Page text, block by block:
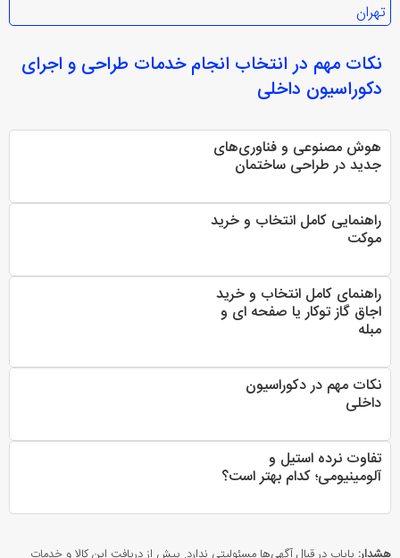
تهران
نکات مهم در انتخاب انجام خدمات طراحی و اجرای
دکوراسیون داخلی
هوش مصنوعی و فناوری‌های
جدید در طراحی ساختمان
راهنمایی کامل انتخاب و خرید
موکت
راهنمای کامل انتخاب و خرید
اجاق گاز توکار یا صفحه ای و
مبله
نکات مهم در دکوراسیون
داخلی
تفاوت نرده استیل و
آلومینیومی؛ کدام بهتر است؟